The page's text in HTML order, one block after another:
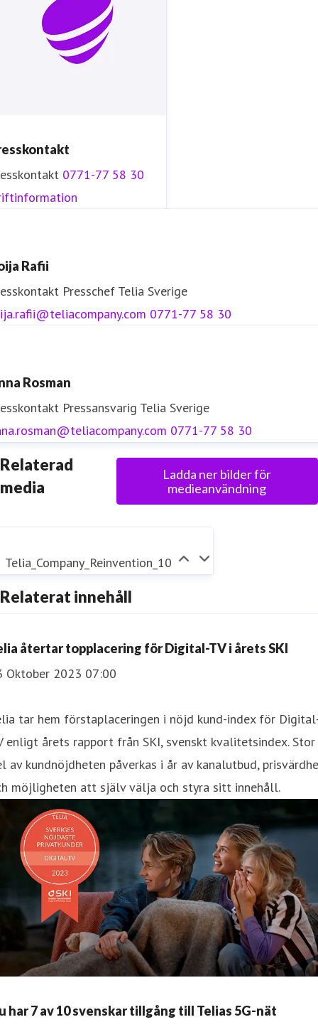
0771-77 58 30
Rafii
Presschef Telia Sverige
0771-77 58 30
Rosman
Pressansvarig Telia Sverige
0771-77 58 30
Relaterad
media
Ladda ner bilder för
medieanvändning
Telia_Company_Reinvention_10
Relaterat innehåll
återtar topplacering för Digital-TV i årets SKI
Oktober 2023 07:00
tar hem förstaplaceringen i nöjd kund-index för
enligt årets rapport från SKI, svenskt kvalitetsindex. Stor
av kundnöjdheten påverkas i år av kanalutbud,
möjligheten att själv välja och styra sitt innehåll.
har 7 av 10 svenskar tillgång till Telias 5G-nät